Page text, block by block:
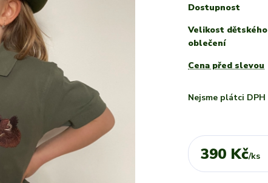
Dostupnost
Velikost dětského
oblečení
Cena před slevou
Nejsme plátci DPH
390 Kč/ks